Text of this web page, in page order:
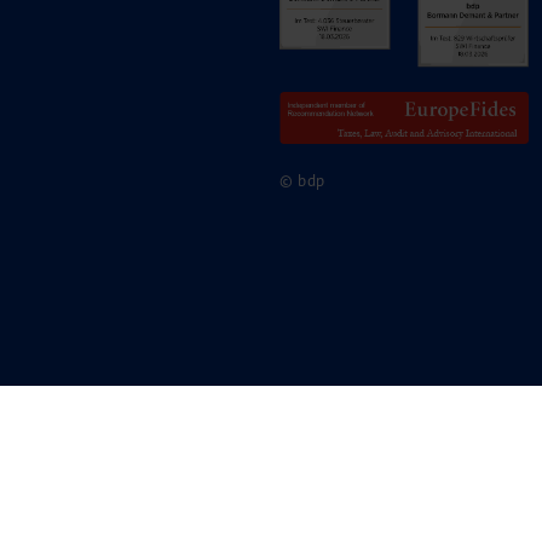
© bdp